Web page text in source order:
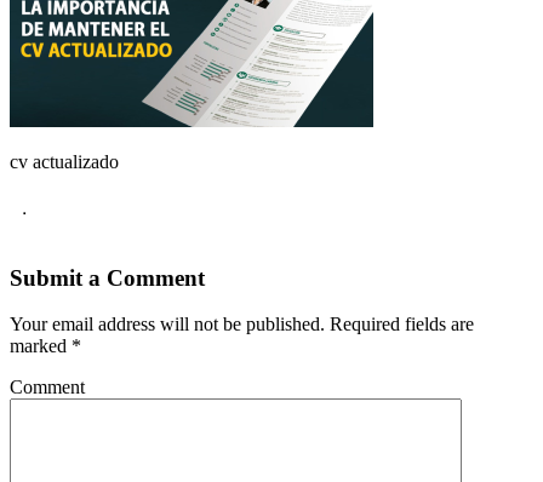
cv actualizado
.
Submit a Comment
Your email address will not be published. Required fields are
marked *
Comment